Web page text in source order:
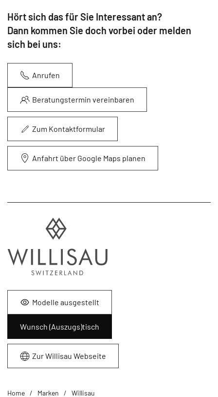
Hört sich das für Sie Interessant an?
Dann kommen Sie doch vorbei oder melden
sich bei uns:
Anrufen
Beratungstermin vereinbaren
Zum Kontaktformular
Anfahrt über Google Maps planen
Modelle ausgestellt
Wunsch (Auszugs)tisch
Zur Willisau Webseite
Home Marken Willisau